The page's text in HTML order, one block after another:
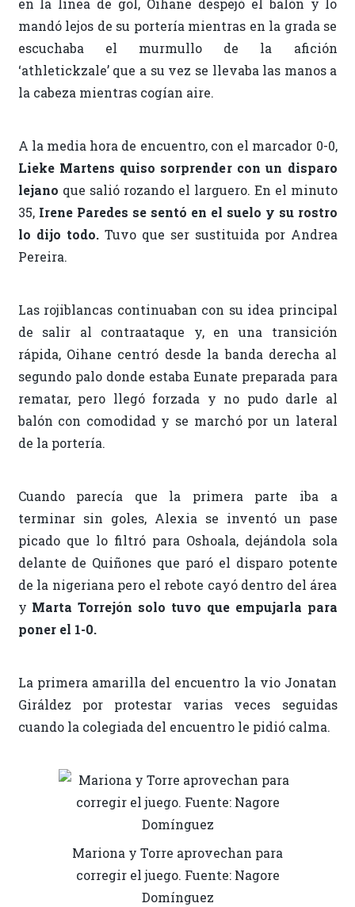
en la línea de gol, Oihane despejó el balón y lo
mandó lejos de su portería mientras en la grada se
escuchaba el murmullo de la afición
‘athletickzale’ que a su vez se llevaba las manos a
la cabeza mientras cogían aire.
A la media hora de encuentro, con el marcador 0-0,
Lieke Martens quiso sorprender con un disparo
lejano que salió rozando el larguero. En el minuto
35, Irene Paredes se sentó en el suelo y su rostro
lo dijo todo.Tuvo que ser sustituida por Andrea
Pereira.
Las rojiblancas continuaban con su idea principal
de salir al contraataque y, en una transición
rápida, Oihane centró desde la banda derecha al
segundo palo donde estaba Eunate preparada para
rematar, pero llegó forzada y no pudo darle al
balón con comodidad y se marchó por un lateral
de la portería.
Cuando parecía que la primera parte iba a
terminar sin goles, Alexia se inventó un pase
picado que lo filtró para Oshoala, dejándola sola
delante de Quiñones que paró el disparo potente
de la nigeriana pero el rebote cayó dentro del área
y Marta Torrejón solo tuvo que empujarla para
poner el 1-0.
La primera amarilla del encuentro la vio Jonatan
Giráldez por protestar varias veces seguidas
cuando la colegiada del encuentro le pidió calma.
Mariona y Torre aprovechan para
corregir el juego. Fuente: Nagore
Domínguez